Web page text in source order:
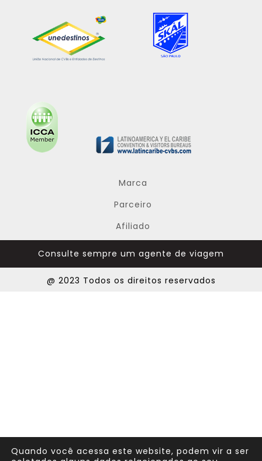
Marca
Parceiro
Afiliado
Consulte sempre um agente de viagem
@ 2023 Todos os direitos reservados
Quando você acessa este website, podem vir a ser